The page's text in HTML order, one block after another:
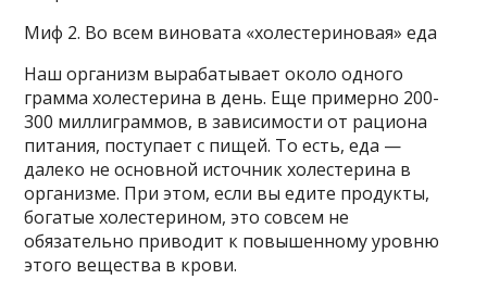
Миф 2. Во всем виновата «холестериновая» еда
Наш организм вырабатывает около одного
грамма холестерина в день. Еще примерно 200-
300 миллиграммов, в зависимости от рациона
питания, поступает с пищей. То есть, еда —
далеко не основной источник холестерина в
организме. При этом, если вы едите продукты,
богатые холестерином, это совсем не
обязательно приводит к повышенному уровню
этого вещества в крови.